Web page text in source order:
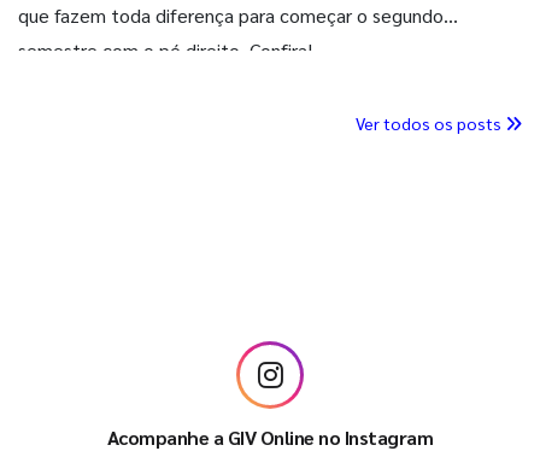
que fazem toda diferença para começar o segundo
semestre com o pé direito. Confira!
Ver todos os posts
Acompanhe a GIV Online no Instagram